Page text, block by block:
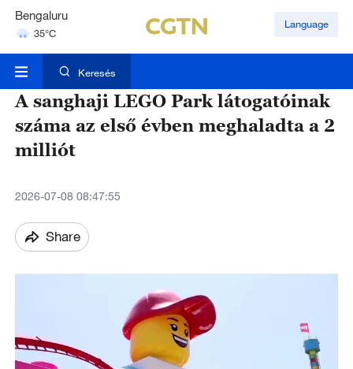
Bengaluru
35°C
Hyderabad
Language
Keresés
A sanghaji LEGO Park látogatóinak
száma az első évben meghaladta a 2
milliót
2026-07-08 08:47:55
Share